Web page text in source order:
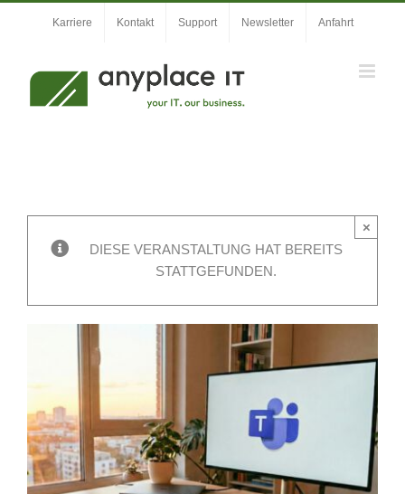
Karriere Kontakt Support Newsletter Anfahrt
DIESE VERANSTALTUNG HAT BEREITS
STATTGEFUNDEN.
×